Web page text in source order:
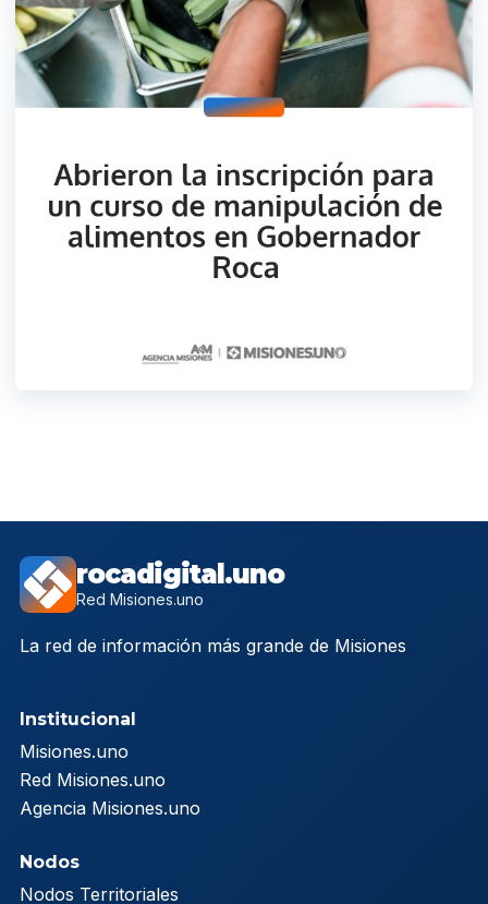
rocadigital.uno
Red Misiones.uno
La red de información más grande de Misiones
Institucional
Misiones.uno
Red Misiones.uno
Agencia Misiones.uno
Nodos
Nodos Territoriales